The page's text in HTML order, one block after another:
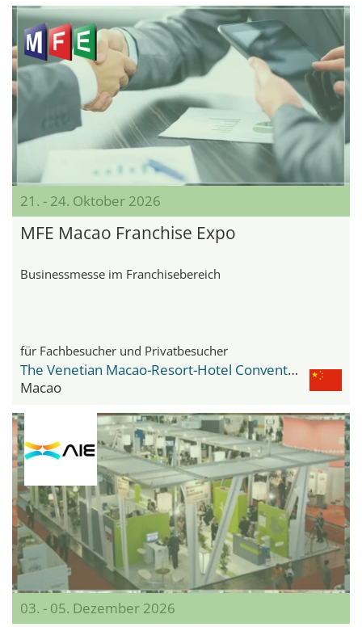
21. - 24. Oktober 2026
MFE Macao Franchise Expo
Businessmesse im Franchisebereich
für Fachbesucher und Privatbesucher
The Venetian Macao-Resort-Hotel Convention & Exhibition Center
Macao
03. - 05. Dezember 2026